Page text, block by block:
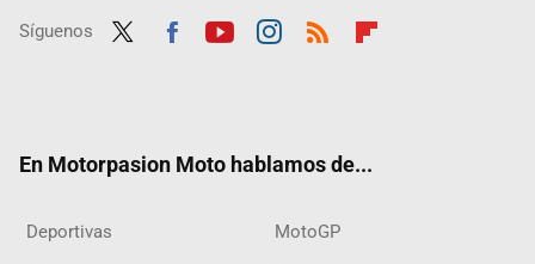
Síguenos
En Motorpasion Moto hablamos de...
Deportivas MotoGP